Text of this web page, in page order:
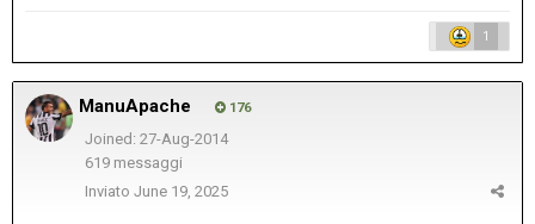
1
ManuApache 176
Joined: 27-Aug-2014
619 messaggi
Inviato June 19, 2025